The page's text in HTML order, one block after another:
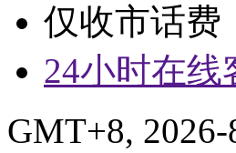
仅收市话费
24小时在线
GMT+8, 2026-